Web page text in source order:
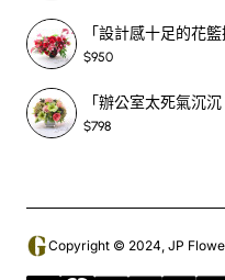
$950
$798
Copyright © 2024, JP